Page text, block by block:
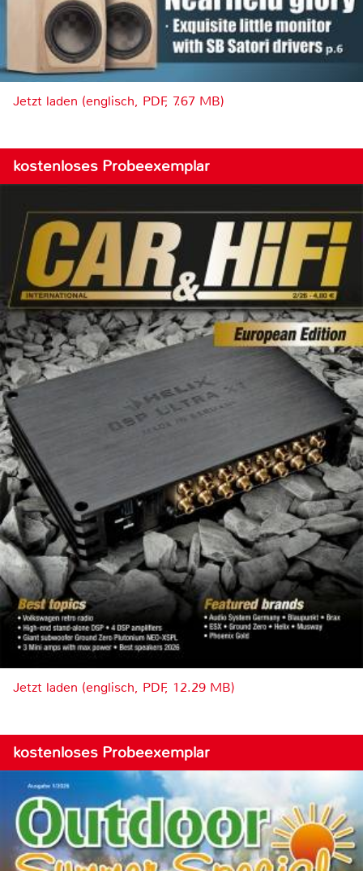
Jetzt laden (englisch, PDF, 7.67 MB)
kostenloses Probeexemplar
Jetzt laden (englisch, PDF, 12.29 MB)
kostenloses Probeexemplar